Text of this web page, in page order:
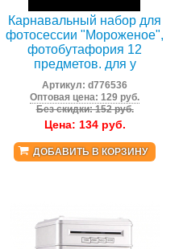
Карнавальный набор для
фотосессии "Мороженое",
фотобутафория 12
предметов. для у
Артикул:d776536
Оптовая цена: 129 руб.
Без скидки: 152 руб.
Цена: 134руб.
ДОБАВИТЬ В КОРЗИНУ